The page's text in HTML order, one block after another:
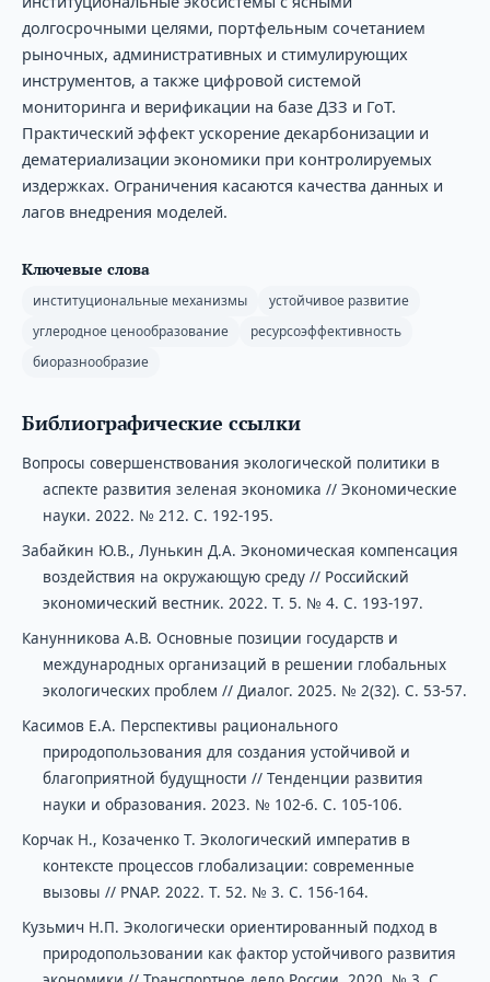
долгосрочными целями, портфельным сочетанием
рыночных, административных и стимулирующих
инструментов, а также цифровой системой
мониторинга и верификации на базе ДЗЗ и ГоТ.
Практический эффект ускорение декарбонизации и
дематериализации экономики при контролируемых
издержках. Ограничения касаются качества данных и
лагов внедрения моделей.
Ключевые слова
институциональные механизмы
устойчивое развитие
углеродное ценообразование
ресурсоэффективность
биоразнообразие
Библиографические ссылки
Вопросы совершенствования экологической политики в
аспекте развития зеленая экономика // Экономические
науки. 2022. № 212. С. 192-195.
Забайкин Ю.В., Лунькин Д.А. Экономическая компенсация
воздействия на окружающую среду // Российский
экономический вестник. 2022. Т. 5. № 4. С. 193-197.
Канунникова А.В. Основные позиции государств и
международных организаций в решении глобальных
экологических проблем // Диалог. 2025. № 2(32). С. 53-57.
Касимов Е.А. Перспективы рационального
природопользования для создания устойчивой и
благоприятной будущности // Тенденции развития
науки и образования. 2023. № 102-6. С. 105-106.
Корчак Н., Козаченко Т. Экологический императив в
контексте процессов глобализации: современные
вызовы // PNAP. 2022. Т. 52. № 3. С. 156-164.
Кузьмич Н.П. Экологически ориентированный подход в
природопользовании как фактор устойчивого развития